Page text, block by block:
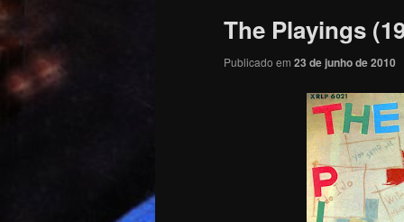
The Playings
Publicado em 23 de junho de 2010